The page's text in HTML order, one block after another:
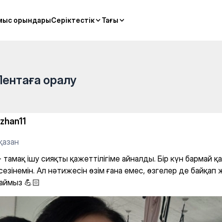
орындарыСеріктестік Тағы
орындарыСеріктестік Тағы
айналды. Бір
оралу
ішу сияқты қажеттілігіме айналды. Бір күн бармай
Ал нәтижесін өзім ғана емес, өзгелер де байқап
💪🏻